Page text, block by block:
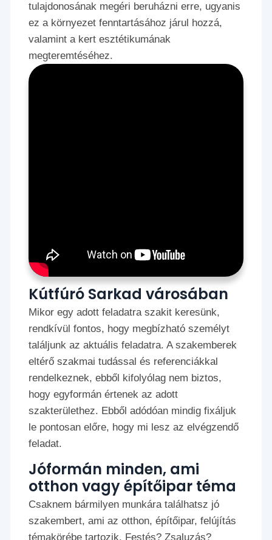
tulajdonosának megéri beruházni erre, ugyanis
ez a környezet fenntartásához járul hozzá,
valamint a kert esztétikumának
megteremtéséhez.
Kútfúró Sarkad városában
Mikor egy adott feladatra szakit keresünk,
rendkívül fontos, hogy megbízható személyt
találjunk az aktuális feladatra. A szakemberek
eltérő szakmai tudással és referenciákkal
rendelkeznek, ebből kifolyólag nem biztos,
hogy egyformán értenek az adott
szakterülethez. Ebből adódóan mindig fixáljuk
le pontosan előre, hogy mi lesz az elvégzendő
feladat.
Jóformán minden, ami
otthon vagy építőipar téma
Csaknem bármilyen munkára találhatsz jó
szakembert, ami az otthon, építőipar, felújítás
témakörébe tartozik. Festés? Zsaluzás?